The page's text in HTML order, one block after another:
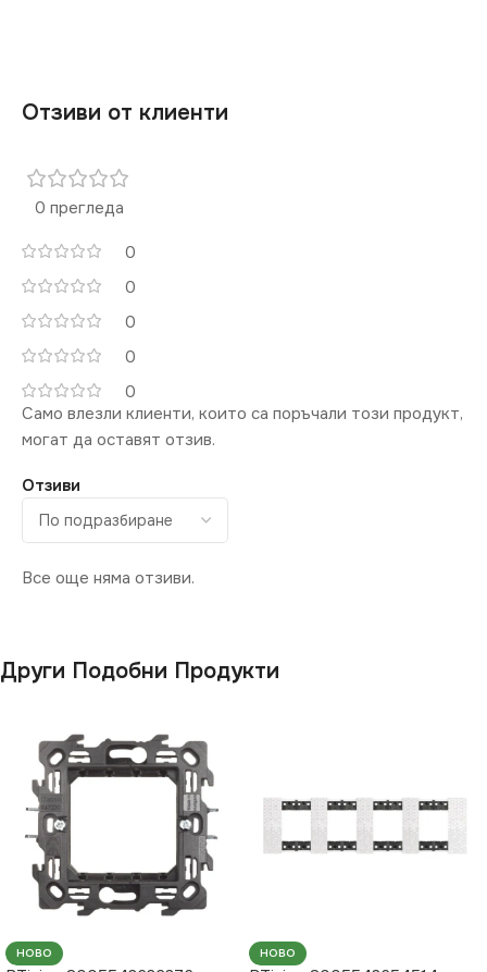
Отзиви от клиенти
0 прегледа
0
0
0
0
0
Отзиви
Все още няма отзиви.
Само влезли клиенти, които са поръчали този продукт,
могат да оставят отзив.
Други Подобни Продукти
НОВО НОВО